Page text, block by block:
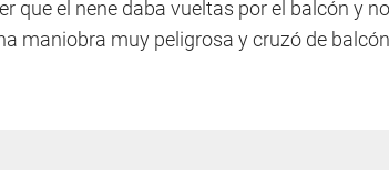
que el nene daba vueltas por el balcón y
maniobra muy peligrosa y cruzó de